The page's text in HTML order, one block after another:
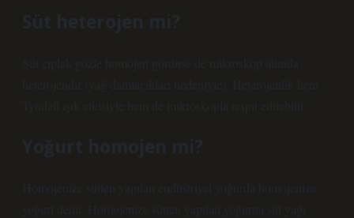
Süt heterojen mi?
Süt çıplak gözle homojen görünse de mikroskop altında
heterojendir (yağ damlacıkları nedeniyle). Heterojenlik hem
Tyndall ışık etkisiyle hem de mikroskopla tespit edilebilir.
Yoğurt homojen mi?
Homojenize sütten yapılan endüstriyel yoğurda homojenize
yoğurt denir. Homojenize sütten yapılan yoğurtta süt yağı